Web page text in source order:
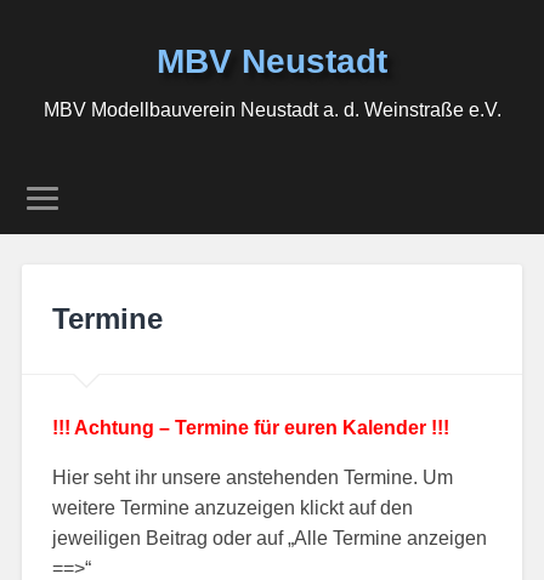
MBV Neustadt
MBV Modellbauverein Neustadt a. d. Weinstraße e.V.
Termine
!!! Achtung – Termine für euren Kalender !!!
Hier seht ihr unsere anstehenden Termine. Um
weitere Termine anzuzeigen klickt auf den
jeweiligen Beitrag oder auf „Alle Termine anzeigen
==>“